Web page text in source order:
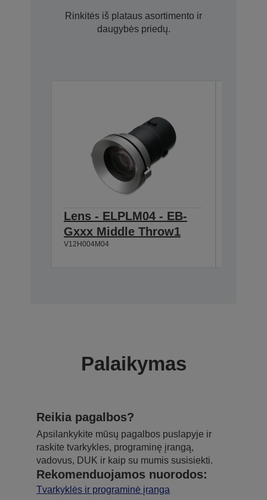
Rinkitės iš plataus asortimento ir
daugybės priedų.
Lens - ELPLM04 - EB-
Gxxx Middle Throw1
V12H004M04
Palaikymas
Reikia pagalbos?
Apsilankykite mūsų pagalbos puslapyje ir
raskite tvarkykles, programinę įrangą,
vadovus, DUK ir kaip su mumis susisiekti.
Rekomenduojamos nuorodos:
Tvarkyklės ir programinė įranga